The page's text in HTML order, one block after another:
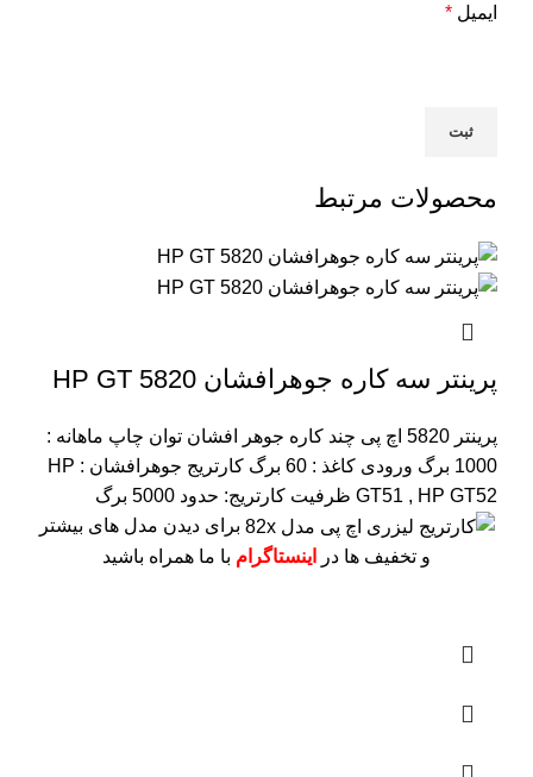
ایمیل *
محصولات مرتبط
پرینتر سه کاره جوهرافشان HP GT 5820
پرینتر 5820 اچ پی چند کاره جوهر افشان
توان چاپ ماهانه :
1000 برگ
ورودی کاغذ : 60 برگ
کارتریج جوهرافشان : HP
GT51 , HP GT52 ظرفیت کارتریج: حدود 5000 برگ
برای دیدن مدل های بیشتر
و تخفیف ها در
اینستاگرام با ما همراه باشید